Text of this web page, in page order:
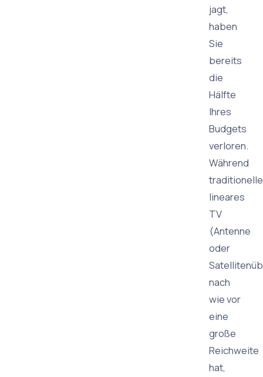
jagt,
haben
Sie
bereits
die
Hälfte
Ihres
Budgets
verloren.
Während
lineares
TV
(Antenne
oder
nach
wie vor
eine
große
Reichweite
hat,